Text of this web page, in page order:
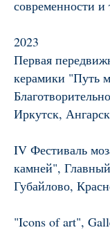
современности
2023
Первая
керамики "Путь
Иркутск,
IV Фестиваль
камней",
Губайлово,
"Icons of art",